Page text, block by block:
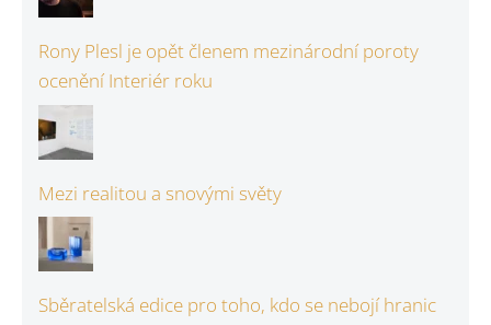
Rony Plesl je opět členem mezinárodní poroty
ocenění Interiér roku
Mezi realitou a snovými světy
Sběratelská edice pro toho, kdo se nebojí hranic